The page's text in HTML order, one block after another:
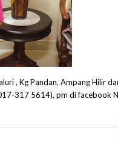
, Kg Pandan, Ampang Hilir
317 5614), pm di facebook